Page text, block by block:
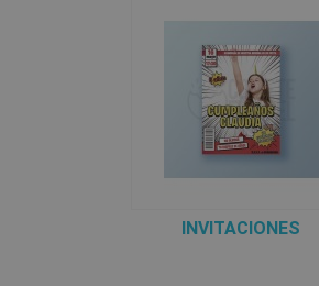
INVITACIONES